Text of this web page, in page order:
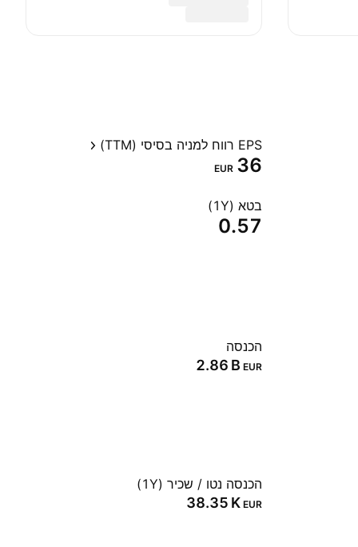
EPS רווח למניה בסיסי (TTM)
36
EUR
בטא (1Y)
0.57
הכנסה
‪2.86 B‬ EUR
הכנסה נטו / שכיר (1Y)
‪38.35 K‬ EUR